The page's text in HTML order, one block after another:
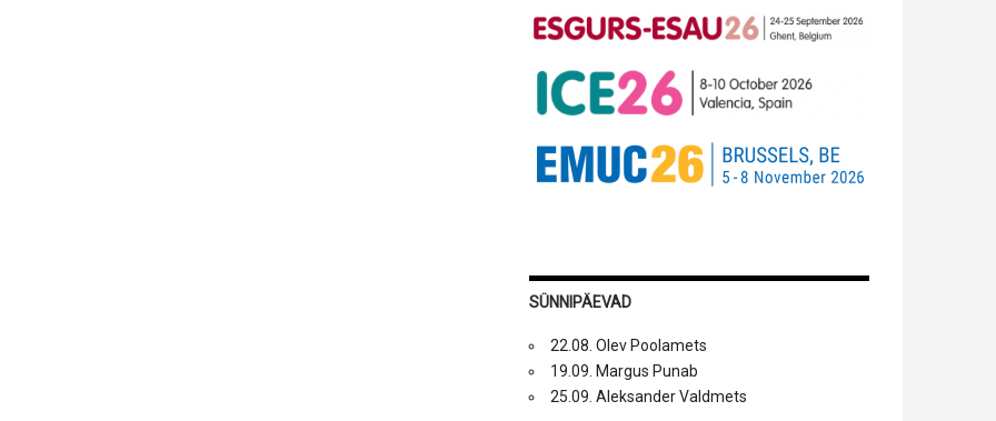
SÜNNIPÄEVAD
22.08. Olev Poolamets
19.09. Margus Punab
25.09. Aleksander Valdmets